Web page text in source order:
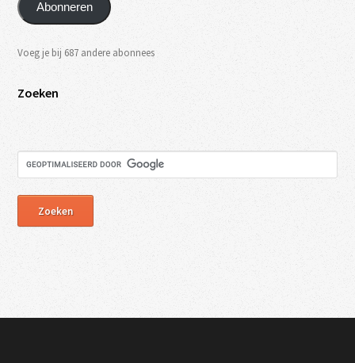
Abonneren
Voeg je bij 687 andere abonnees
Zoeken